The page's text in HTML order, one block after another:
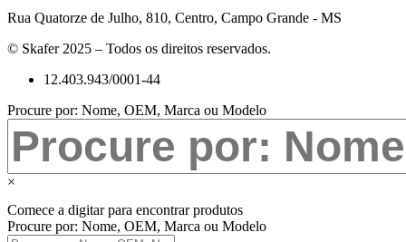
Rua Quatorze de Julho, 810, Centro, Campo Grande - MS
© Skafer 2025 – Todos os direitos reservados.
12.403.943/0001-44
Procure por: Nome, OEM, Marca ou Modelo
×
Comece a digitar para encontrar produtos
Procure por: Nome, OEM, Marca ou Modelo